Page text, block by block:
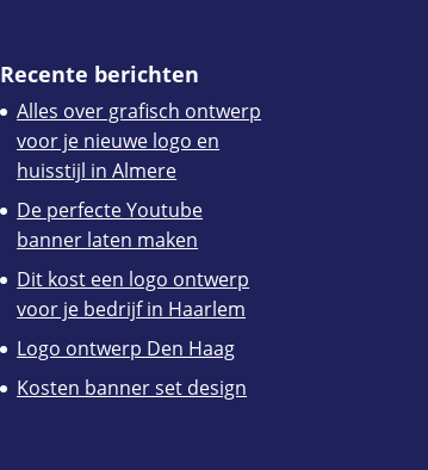
Recente berichten
Alles over grafisch ontwerp
voor je nieuwe logo en
huisstijl in Almere
De perfecte Youtube
banner laten maken
Dit kost een logo ontwerp
voor je bedrijf in Haarlem
Logo ontwerp Den Haag
Kosten banner set design